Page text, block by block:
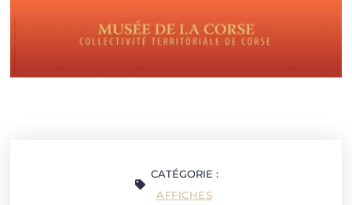
CATÉGORIE :
AFFICHES